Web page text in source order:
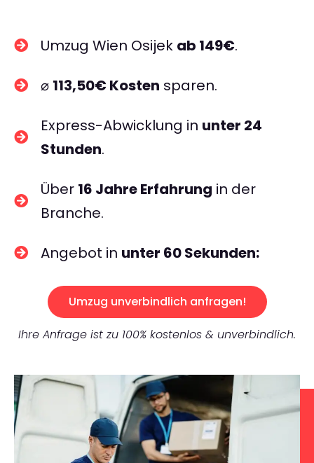
Umzug Wien Osijek ab 149€.
⌀ 113,50€ Kosten sparen.
Express-Abwicklung in unter 24
Stunden.
Über 16 Jahre Erfahrung in der
Branche.
Angebot in unter 60 Sekunden:
Umzug unverbindlich anfragen!
Ihre Anfrage ist zu 100% kostenlos & unverbindlich.